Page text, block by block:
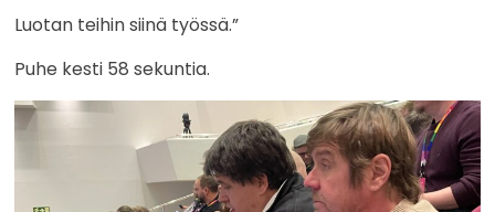
Luotan teihin siinä työssä.”
Puhe kesti 58 sekuntia.